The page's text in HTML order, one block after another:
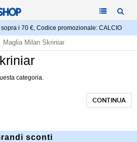
i 70 €, Codice promozionale: CALCIO
Maglia Milan Skriniar
categoria.
CONTINUA
sconti